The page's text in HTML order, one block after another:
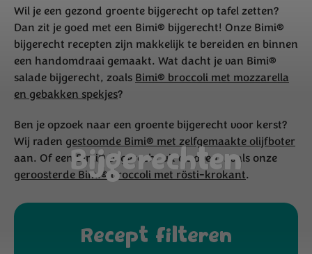
Bijgerechten
Wil je een gezond groente bijgerecht op tafel zetten?
Dan zit je goed met een Bimi® bijgerecht! Onze Bimi®
bijgerecht recepten zijn makkelijk te bereiden en binnen
een handomdraai gemaakt. Wat dacht je van Bimi®
salade bijgerecht, zoalsBimi® broccoli met mozzarella
en gebakken spekjes?
Ben je opzoek naar een groente bijgerecht voor kerst?
Wij raden gestoomde Bimi® met zelfgemaakte olijfboter
aan. Of een Bimi® bijgerecht uit de oven, zoals onze
geroosterde Bimi® broccoli met rösti-krokant.
Recept filteren